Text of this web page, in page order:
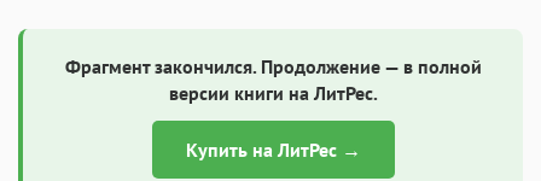
Фрагмент закончился. Продолжение — в полной
версии книги на ЛитРес.
Купить на ЛитРес →